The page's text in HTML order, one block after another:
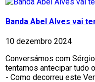
Banda Abel Alves vai
10 dezembro 2024
Conversámos com
tentamos antecipar tudo
- Como decorreu este